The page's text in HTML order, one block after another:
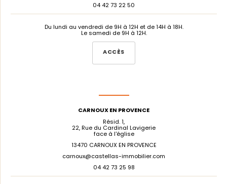
04 42 73 22 50
Du lundi au vendredi de 9H à 12H et de 14H à 18H.
Le samedi de 9H à 12H.
ACCÈS
CARNOUX EN PROVENCE
Résid. 1,
22, Rue du Cardinal Lavigerie
face à l'église
13470 CARNOUX EN PROVENCE
carnoux@castellas-immobilier.com
04 42 73 25 98